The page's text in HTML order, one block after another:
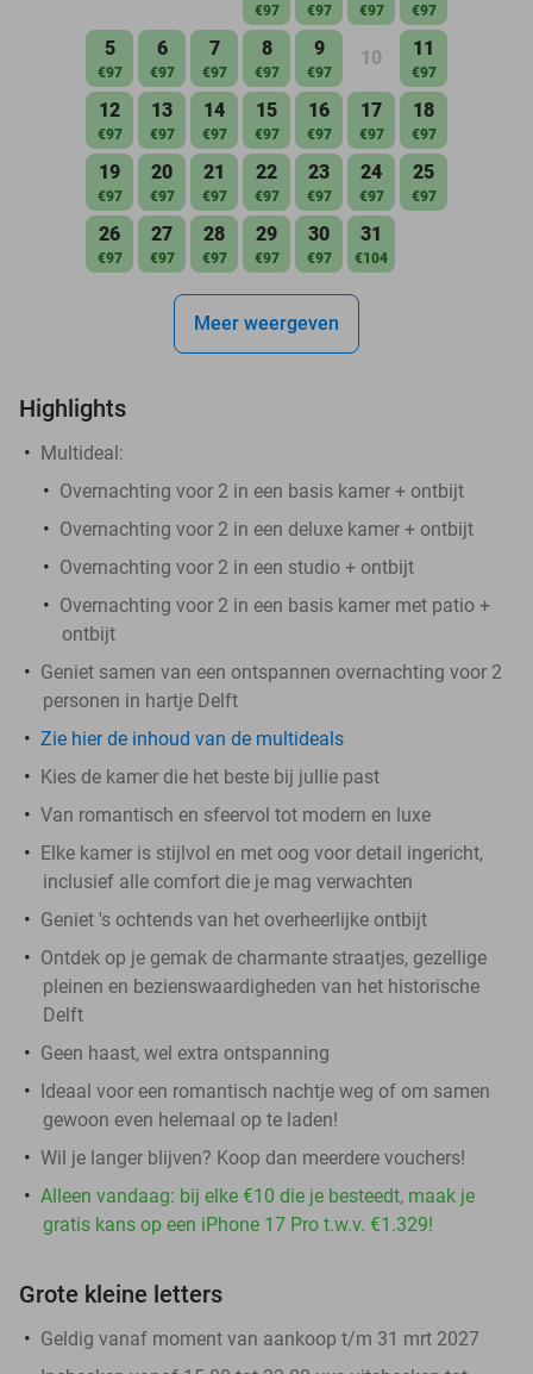
€97 €97 €97 €97
5
€97
6
€97
7
€97
8
€97
9
€97
10 11
€97
12
€97
13
€97
14
€97
15
€97
16
€97
17
€97
18
€97
19
€97
20
€97
21
€97
22
€97
23
€97
24
€97
25
€97
26
€97
27
€97
28
€97
29
€97
30
€97
31
€104
Meer weergeven
Highlights
Multideal:
Overnachting voor 2 in een basis kamer + ontbijt
Overnachting voor 2 in een deluxe kamer + ontbijt
Overnachting voor 2 in een studio + ontbijt
Overnachting voor 2 in een basis kamer met patio +
ontbijt
Geniet samen van een ontspannen overnachting voor 2
personen in hartje Delft
Zie hier de inhoud van de multideals
Kies de kamer die het beste bij jullie past
Van romantisch en sfeervol tot modern en luxe
Elke kamer is stijlvol en met oog voor detail ingericht,
inclusief alle comfort die je mag verwachten
Geniet 's ochtends van het overheerlijke ontbijt
Ontdek op je gemak de charmante straatjes, gezellige
pleinen en bezienswaardigheden van het historische
Delft
Geen haast, wel extra ontspanning
Ideaal voor een romantisch nachtje weg of om samen
gewoon even helemaal op te laden!
Wil je langer blijven? Koop dan meerdere vouchers!
Alleen vandaag: bij elke €10 die je besteedt, maak je
gratis kans op een iPhone 17 Pro t.w.v. €1.329!
Grote kleine letters
Geldig vanaf moment van aankoop t/m 31 mrt 2027